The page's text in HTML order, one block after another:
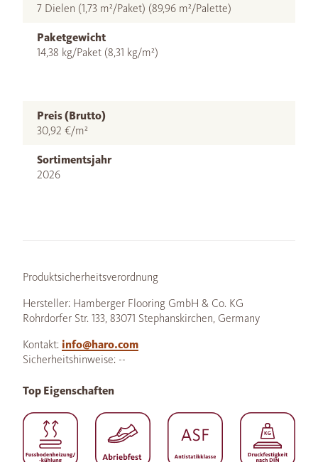
7 Dielen (1,73 m²/Paket) (89,96 m²/Palette)
Paketgewicht
14,38 kg/Paket (8,31 kg/m²)
Preis (Brutto)
30,92 €/m²
Sortimentsjahr
2026
Produktsicherheitsverordnung
Hersteller: Hamberger Flooring GmbH & Co. KG
Rohrdorfer Str. 133, 83071 Stephanskirchen, Germany
Kontakt: info@haro.com
Sicherheitshinweise: --
Top Eigenschaften